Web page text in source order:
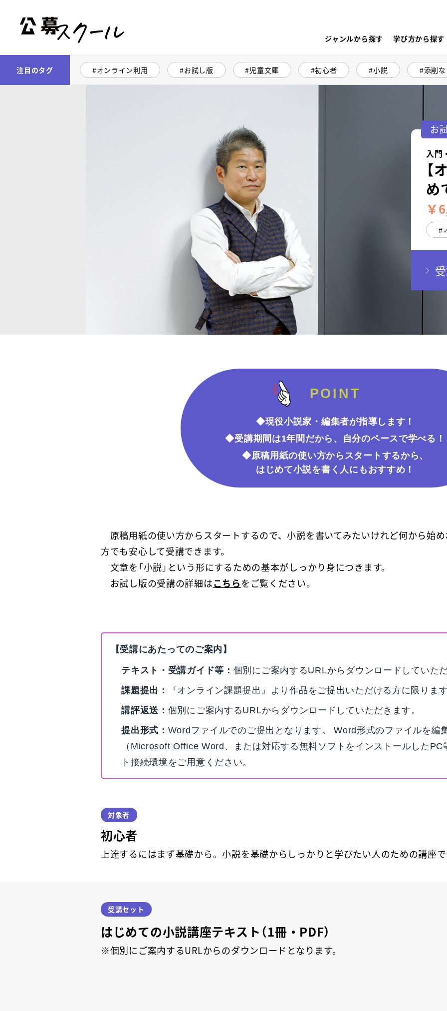
公募スクール
ジャンルから探す 学び方から探す
注目のタグ オンライン利用 お試し版 児童文庫 初心者 小説 添削
お
入門
【
め
￥
POINT
◆現役小説家・編集者が指導します！
◆受講期間は1年間だから、自分のペースで学べる！
◆原稿用紙の使い方からスタートするから、
はじめて小説を書く人にもおすすめ！
原稿用紙の使い方からスタートするので、小説を書いてみたいけれど何から始
方でも安心して受講できます。
文章を「小説」という形にするための基本がしっかり身につきます。
お試し版の受講の詳細はこちらをご覧ください。
【受講にあたってのご案内】
テキスト・受講ガイド等： 個別にご案内するURLからダウンロードしていた
課題提出：
『オンライン課題提出』より作品をご提出いただける方に限りま
講評返送： 個別にご案内するURLからダウンロードしていただきます。
提出形式： Wordファイルでのご提出となります。 Word形式のファイルを編
（Microsoft Office Word、または対応する無料ソフトをインストールした
ト接続環境をご用意ください。
対象者
初心者
上達するにはまず基礎から。小説を基礎からしっかりと学びたい人のための講座
受講セット
はじめての小説講座テキスト（1冊・PDF）
※個別にご案内するURLからのダウンロードとなります。